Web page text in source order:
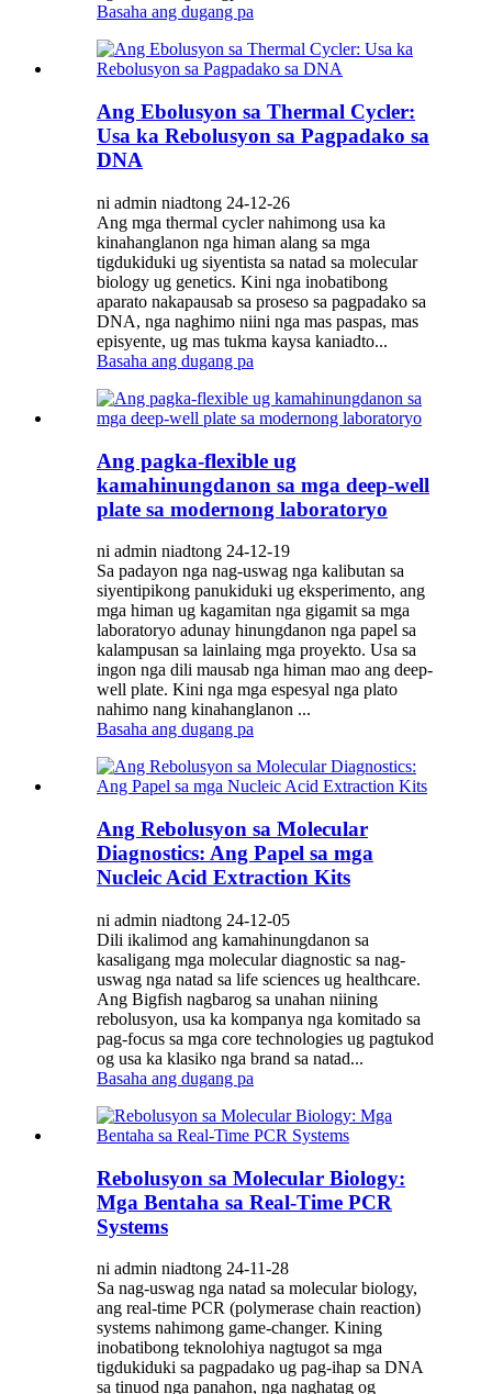
Basaha ang dugang pa
Ang Ebolusyon sa Thermal Cycler:
Usa ka Rebolusyon sa Pagpadako sa
DNA
ni admin niadtong 24-12-26
Ang mga thermal cycler nahimong usa ka
kinahanglanon nga himan alang sa mga
tigdukiduki ug siyentista sa natad sa molecular
biology ug genetics. Kini nga inobatibong
aparato nakapausab sa proseso sa pagpadako sa
DNA, nga naghimo niini nga mas paspas, mas
episyente, ug mas tukma kaysa kaniadto...
Basaha ang dugang pa
Ang pagka-flexible ug
kamahinungdanon sa mga deep-well
plate sa modernong laboratoryo
ni admin niadtong 24-12-19
Sa padayon nga nag-uswag nga kalibutan sa
siyentipikong panukiduki ug eksperimento, ang
mga himan ug kagamitan nga gigamit sa mga
laboratoryo adunay hinungdanon nga papel sa
kalampusan sa lainlaing mga proyekto. Usa sa
ingon nga dili mausab nga himan mao ang deep-
well plate. Kini nga mga espesyal nga plato
nahimo nang kinahanglanon ...
Basaha ang dugang pa
Ang Rebolusyon sa Molecular
Diagnostics: Ang Papel sa mga
Nucleic Acid Extraction Kits
ni admin niadtong 24-12-05
Dili ikalimod ang kamahinungdanon sa
kasaligang mga molecular diagnostic sa nag-
uswag nga natad sa life sciences ug healthcare.
Ang Bigfish nagbarog sa unahan niining
rebolusyon, usa ka kompanya nga komitado sa
pag-focus sa mga core technologies ug pagtukod
og usa ka klasiko nga brand sa natad...
Basaha ang dugang pa
Rebolusyon sa Molecular Biology:
Mga Bentaha sa Real-Time PCR
Systems
ni admin niadtong 24-11-28
Sa nag-uswag nga natad sa molecular biology,
ang real-time PCR (polymerase chain reaction)
systems nahimong game-changer. Kining
inobatibong teknolohiya nagtugot sa mga
tigdukiduki sa pagpadako ug pag-ihap sa DNA
sa tinuod nga panahon, nga naghatag og